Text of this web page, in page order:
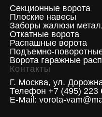
Секционные ворота
Плоские навесы
Заборы жалюзи
Откатные ворота
Распашные ворота
Подъемно-
Ворота гаражные
Контакты
Г. Москва, ул.
Телефон +7 (495) 223
E-Mail: vorota-